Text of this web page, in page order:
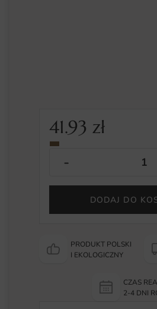
41.93zł
DODAJ DO
PRODUKT POLSKI
I EKOLOGICZNY
CZAS
2-4 DNI